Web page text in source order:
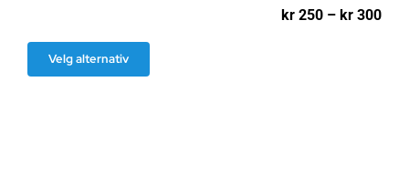
kr 250 – kr 300
Velg alternativ
produktet